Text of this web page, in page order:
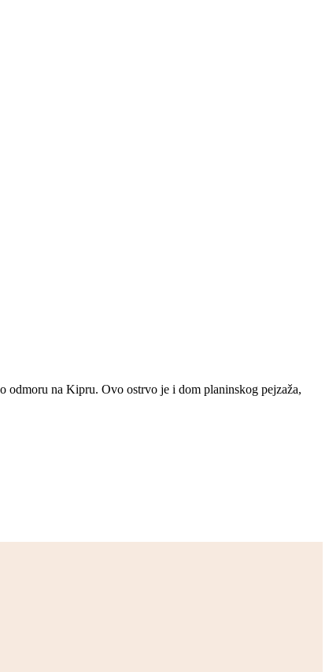
odmoru na Kipru. Ovo ostrvo je i dom planinskog pejzaža,